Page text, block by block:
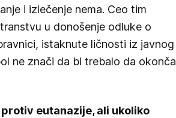
i izlečenje nema. Ceo tim
u donošenje odluke o
istaknute ličnosti iz javnog
ne znači da bi trebalo da okonča
eutanazije, ali ukoliko